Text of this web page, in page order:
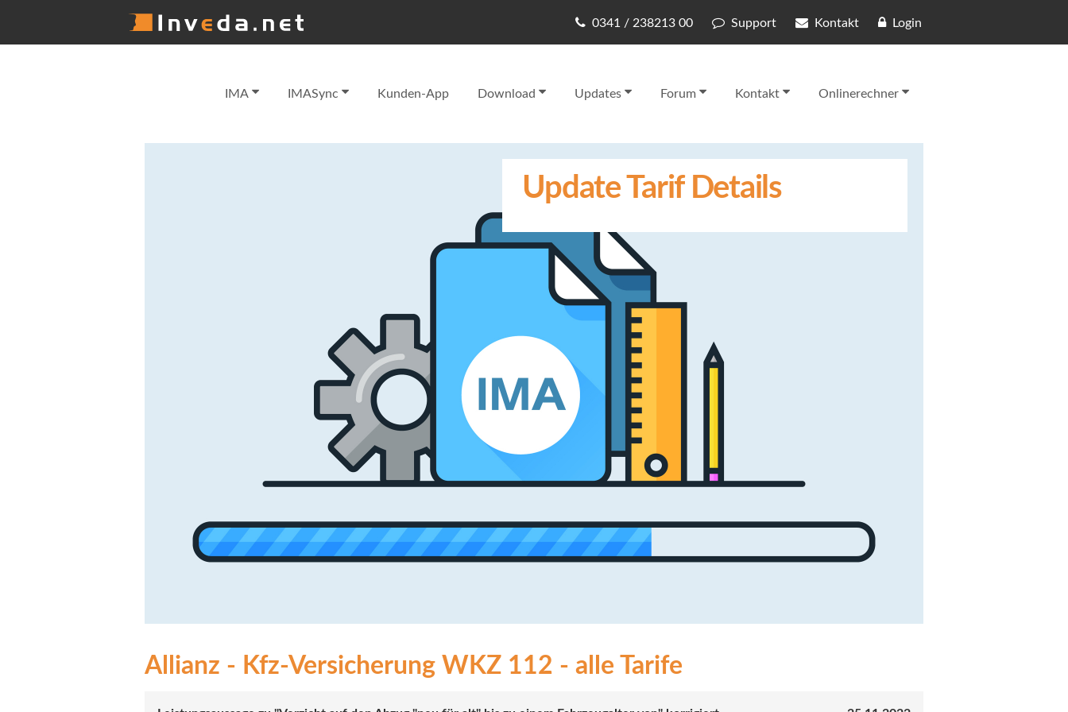
0341 / 238213 00 Support Kontakt Login
IMA IMASync Kunden-App Download Updates Forum Kontakt Onlinerechner
Update Tarif Details
Allianz - Kfz-Versicherung WKZ 112 - alle Tarife